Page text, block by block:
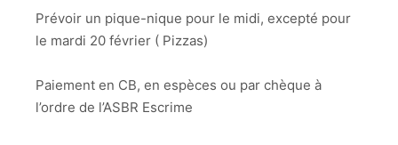
Prévoir un pique-nique pour le midi, excepté pour
le mardi 20 février ( Pizzas)
Paiement en CB, en espèces ou par chèque à
l’ordre de l’ASBR Escrime